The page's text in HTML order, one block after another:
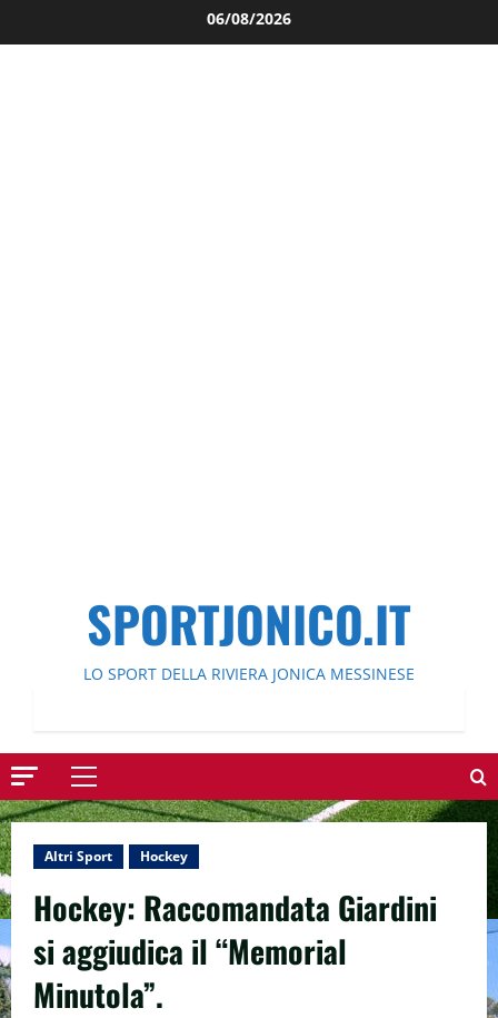
al
06/08/2026
SPORTJONICO.IT
LO SPORT DELLA RIVIERA JONICA MESSINESE
Menu
principale
Altri Sport Hockey
Hockey: Raccomandata Giardini
si aggiudica il “Memorial
Minutola”.